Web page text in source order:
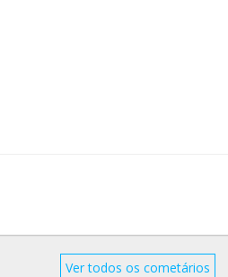
Ver todos os cometários